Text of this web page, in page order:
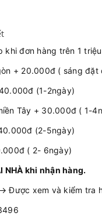
khi đơn hàng trên 1 triệu
+ 20.000đ ( sáng đặt
(1-2ngày)
Tây + 30.000đ ( 1-
(2-5ngày)
( 2- 6ngày)
NHÀ khi nhận hàng.
Được xem và kiểm tra